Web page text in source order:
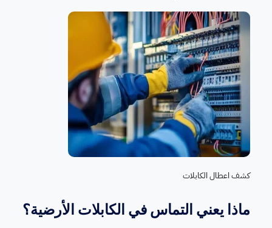
كشف اعطال الكابلات
ماذا يعني التماس في الكابلات الأرضية؟